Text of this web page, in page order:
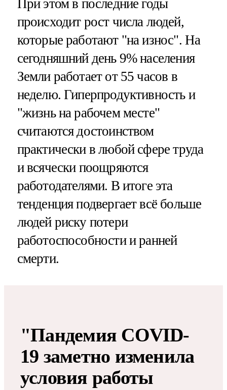
При этом в последние годы
происходит рост числа людей,
которые работают "на износ". На
сегодняшний день 9% населения
Земли работает от 55 часов в
неделю. Гиперпродуктивность и
"жизнь на рабочем месте"
считаются достоинством
практически в любой сфере труда
и всячески поощряются
работодателями. В итоге эта
тенденция подвергает всё больше
людей риску потери
работоспособности и ранней
смерти.
"Пандемия COVID-
19 заметно изменила
условия работы